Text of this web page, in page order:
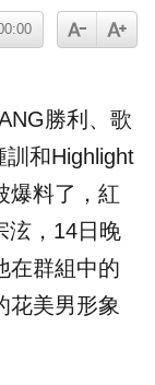
勝利、歌
和Highlight
爆料了，紅
泫 ，14日晚
在群組中的
花美男形象